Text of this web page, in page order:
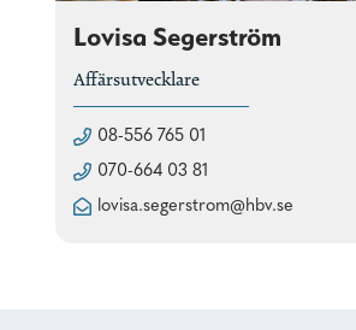
Lovisa Segerström
Affärsutvecklare
08-556 765 01
070-664 03 81
lovisa.segerstrom@hbv.se